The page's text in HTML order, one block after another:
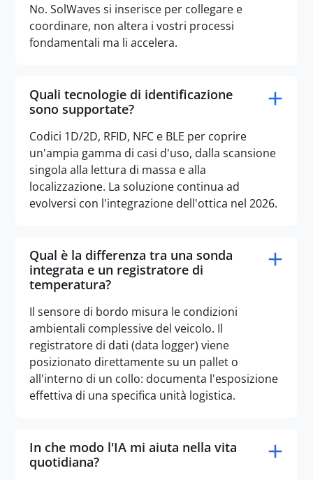
No. SolWaves si inserisce per collegare e
coordinare, non altera i vostri processi
fondamentali ma li accelera.
Quali tecnologie di identificazione
sono supportate?
Codici 1D/2D, RFID, NFC e BLE per coprire
un'ampia gamma di casi d'uso, dalla scansione
singola alla lettura di massa e alla
localizzazione. La soluzione continua ad
evolversi con l'integrazione dell'ottica nel 2026.
Qual è la differenza tra una sonda
integrata e un registratore di
temperatura?
Il sensore di bordo misura le condizioni
ambientali complessive del veicolo. Il
registratore di dati (data logger) viene
posizionato direttamente su un pallet o
all'interno di un collo: documenta l'esposizione
effettiva di una specifica unità logistica.
In che modo l'IA mi aiuta nella vita
quotidiana?